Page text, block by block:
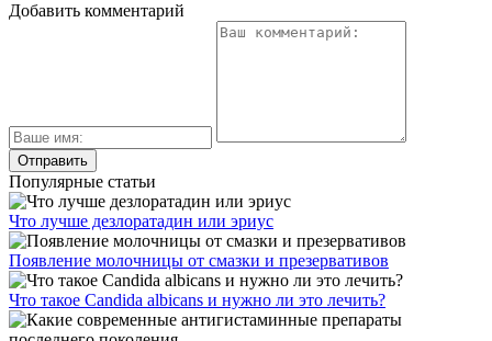
Добавить комментарий
Популярные статьи
Что лучше дезлоратадин или эриус
Появление молочницы от смазки и презервативов
Что такое Candida albicans и нужно ли это лечить?